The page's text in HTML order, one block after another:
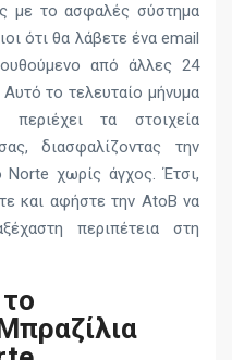
με το ασφαλές σύστημα
ότι θα λάβετε ένα email
από άλλες 24
το τελευταίο μήνυμα
περιέχει τα στοιχεία
διασφαλίζοντας την
χωρίς άγχος. Έτσι,
και αφήστε την AtoB να
περιπέτεια στη